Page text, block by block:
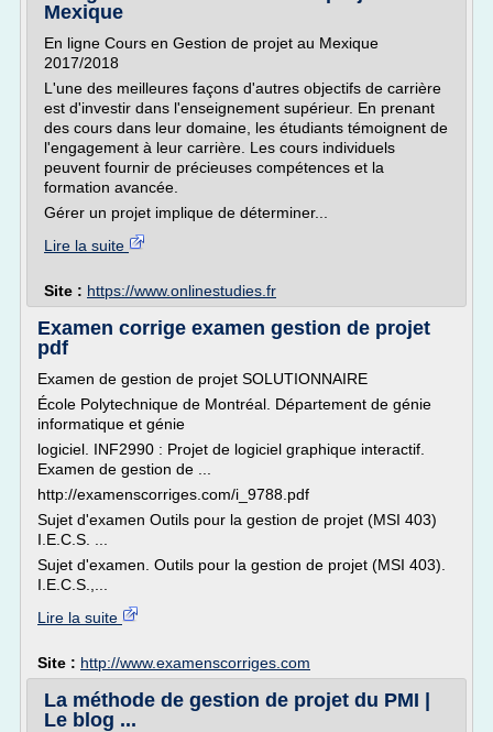
Mexique
En ligne Cours en Gestion de projet au Mexique
2017/2018
L'une des meilleures façons d'autres objectifs de carrière
est d'investir dans l'enseignement supérieur. En prenant
des cours dans leur domaine, les étudiants témoignent de
l'engagement à leur carrière. Les cours individuels
peuvent fournir de précieuses compétences et la
formation avancée.
Gérer un projet implique de déterminer...
Lire la suite
Site : https://www.onlinestudies.fr
Examen corrige examen gestion de projet
pdf
Examen de gestion de projet SOLUTIONNAIRE
École Polytechnique de Montréal. Département de génie
informatique et génie
logiciel. INF2990 : Projet de logiciel graphique interactif.
Examen de gestion de ...
http://examenscorriges.com/i_9788.pdf
Sujet d'examen Outils pour la gestion de projet (MSI 403)
I.E.C.S. ...
Sujet d'examen. Outils pour la gestion de projet (MSI 403).
I.E.C.S.,...
Lire la suite
Site : http://www.examenscorriges.com
La méthode de gestion de projet du PMI |
Le blog ...